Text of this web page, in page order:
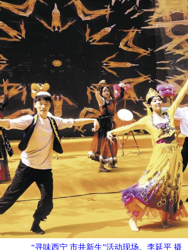
“寻味西宁 市井新生”活动现场。李延平 摄